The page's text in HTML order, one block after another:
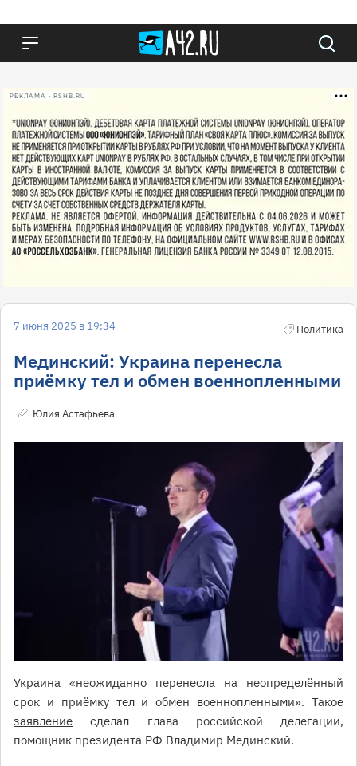
РЕКЛАМА • RSHB.RU
7 июня 2025 в 19:34 Политика
Мединский: Украина перенесла
приёмку тел и обмен военнопленными
Юлия Астафьева
Украина «неожиданно перенесла на неопределённый
срок и приёмку тел и обмен военнопленными». Такое
заявление сделал глава российской делегации,
помощник президента РФ Владимир Мединский.